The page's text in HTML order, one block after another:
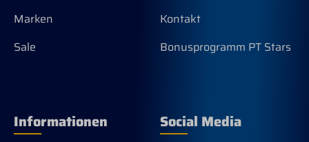
Marken
Sale
Kontakt
Bonusprogramm PT Stars
Informationen Social Media